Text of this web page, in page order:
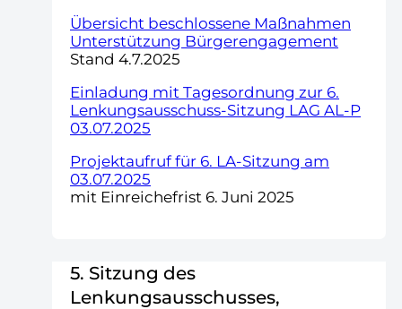
Übersicht beschlossene Maßnahmen
Unterstützung Bürgerengagement
Stand 4.7.2025
Einladung mit Tagesordnung zur 6.
Lenkungsausschuss-Sitzung LAG AL-P
03.07.2025
Projektaufruf für 6. LA-Sitzung am
03.07.2025
mit Einreichefrist 6. Juni 2025
5. Sitzung des
Lenkungsausschusses,